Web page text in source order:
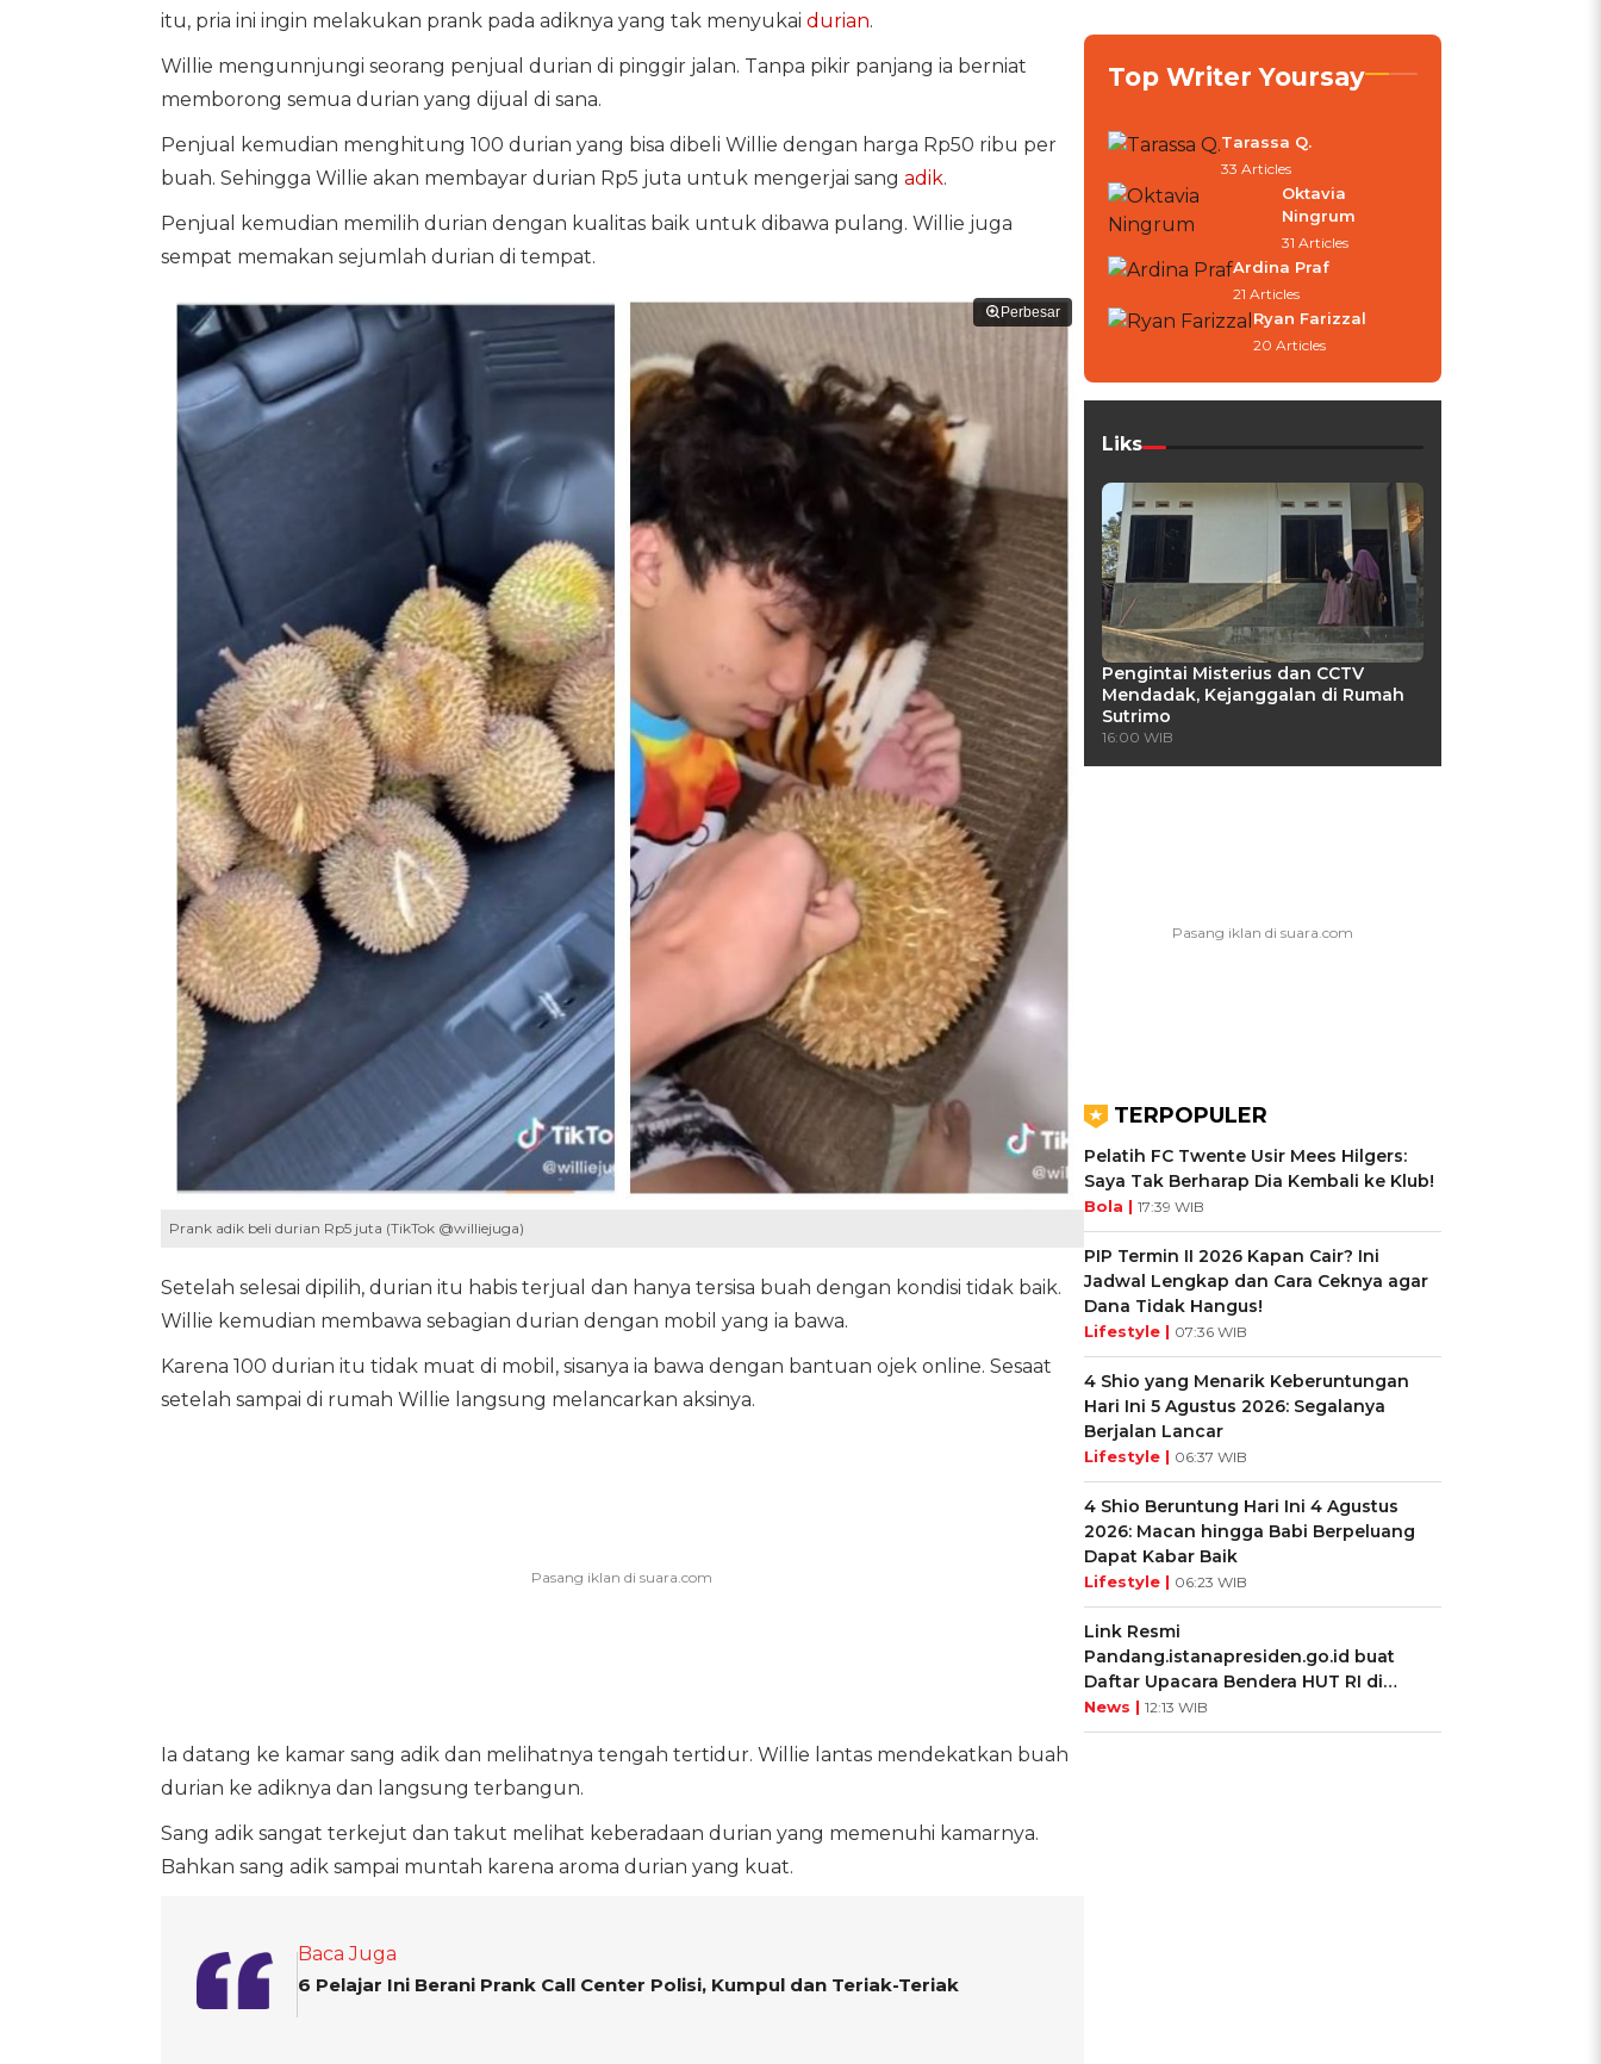
itu, pria ini ingin melakukan prank pada adiknya yang tak menyukai durian.
Willie mengunnjungi seorang penjual durian di pinggir jalan. Tanpa pikir panjang ia berniat
memborong semua durian yang dijual di sana.
Penjual kemudian menghitung 100 durian yang bisa dibeli Willie dengan harga Rp50 ribu per
buah. Sehingga Willie akan membayar durian Rp5 juta untuk mengerjai sang adik.
Penjual kemudian memilih durian dengan kualitas baik untuk dibawa pulang. Willie juga
sempat memakan sejumlah durian di tempat.
Perbesar
Prank adik beli durian Rp5 juta (TikTok @williejuga)
Setelah selesai dipilih, durian itu habis terjual dan hanya tersisa buah dengan kondisi tidak baik.
Willie kemudian membawa sebagian durian dengan mobil yang ia bawa.
Karena 100 durian itu tidak muat di mobil, sisanya ia bawa dengan bantuan ojek online. Sesaat
setelah sampai di rumah Willie langsung melancarkan aksinya.
Ia datang ke kamar sang adik dan melihatnya tengah tertidur. Willie lantas mendekatkan buah
durian ke adiknya dan langsung terbangun.
Sang adik sangat terkejut dan takut melihat keberadaan durian yang memenuhi kamarnya.
Bahkan sang adik sampai muntah karena aroma durian yang kuat.
Baca Juga
6 Pelajar Ini Berani Prank Call Center Polisi, Kumpul dan Teriak-Teriak
Top Writer Yoursay
Tarassa Q.
33 Articles
Oktavia
Ningrum
31 Articles
Ardina Praf
21 Articles
Ryan Farizzal
20 Articles
Liks
Pengintai Misterius dan CCTV
Mendadak, Kejanggalan di Rumah
Sutrimo
16:00 WIB
TERPOPULER
Pelatih FC Twente Usir Mees Hilgers:
Saya Tak Berharap Dia Kembali ke Klub!
Bola | 17:39 WIB
PIP Termin II 2026 Kapan Cair? Ini
Jadwal Lengkap dan Cara Ceknya agar
Dana Tidak Hangus!
Lifestyle | 07:36 WIB
4 Shio yang Menarik Keberuntungan
Hari Ini 5 Agustus 2026: Segalanya
Berjalan Lancar
Lifestyle | 06:37 WIB
4 Shio Beruntung Hari Ini 4 Agustus
2026: Macan hingga Babi Berpeluang
Dapat Kabar Baik
Lifestyle | 06:23 WIB
Link Resmi
Pandang.istanapresiden.go.id buat
Daftar Upacara Bendera HUT RI di
Istana Negara
News | 12:13 WIB